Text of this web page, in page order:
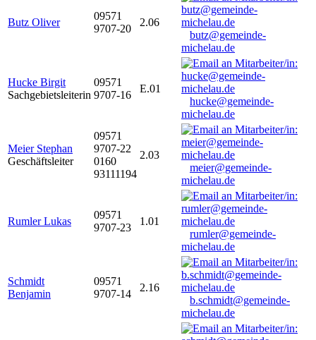
Butz Oliver
09571
9707-20
2.06
butz@gemeinde-
michelau.de
Hucke Birgit
Sachgebietsleiterin
09571
9707-16
E.01
hucke@gemeinde-
michelau.de
Meier Stephan
Geschäftsleiter
09571
9707-22
0160
93111194
2.03
meier@gemeinde-
michelau.de
Rumler Lukas
09571
9707-23
1.01
rumler@gemeinde-
michelau.de
Schmidt
Benjamin
09571
9707-14
2.16
b.schmidt@gemeinde-
michelau.de